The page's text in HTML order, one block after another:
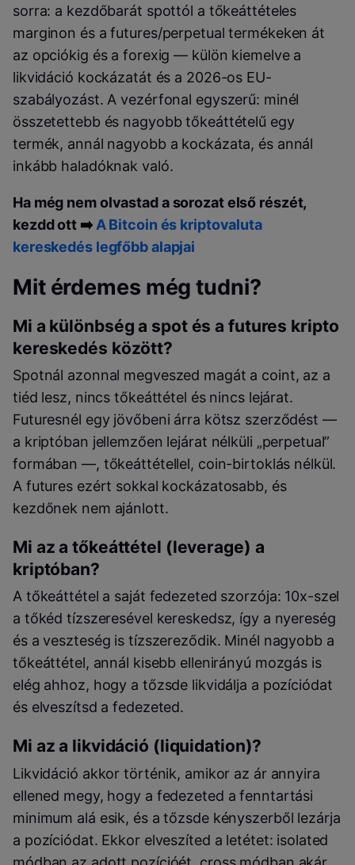
sorra: a kezdőbarát spottól a tőkeáttételes
marginon és a futures/perpetual termékeken át
az opciókig és a forexig — külön kiemelve a
likvidáció kockázatát és a 2026-os EU-
szabályozást. A vezérfonal egyszerű: minél
összetettebb és nagyobb tőkeáttételű egy
termék, annál nagyobb a kockázata, és annál
inkább haladóknak való.
Ha még nem olvastad a sorozat első részét,
kezdd ott ➡️A Bitcoin és kriptovaluta
kereskedés legfőbb alapjai
Mit érdemes még tudni?
Mi a különbség a spot és a futures kripto
kereskedés között?
Spotnál azonnal megveszed magát a coint, az a
tiéd lesz, nincs tőkeáttétel és nincs lejárat.
Futuresnél egy jövőbeni árra kötsz szerződést —
a kriptóban jellemzően lejárat nélküli „perpetual”
formában —, tőkeáttétellel, coin-birtoklás nélkül.
A futures ezért sokkal kockázatosabb, és
kezdőnek nem ajánlott.
Mi az a tőkeáttétel (leverage) a
kriptóban?
A tőkeáttétel a saját fedezeted szorzója: 10x-szel
a tőkéd tízszeresével kereskedsz, így a nyereség
és a veszteség is tízszereződik. Minél nagyobb a
tőkeáttétel, annál kisebb ellenirányú mozgás is
elég ahhoz, hogy a tőzsde likvidálja a pozíciódat
és elveszítsd a fedezeted.
Mi az a likvidáció (liquidation)?
Likvidáció akkor történik, amikor az ár annyira
ellened megy, hogy a fedezeted a fenntartási
minimum alá esik, és a tőzsde kényszerből lezárja
a pozíciódat. Ekkor elveszíted a letétet: isolated